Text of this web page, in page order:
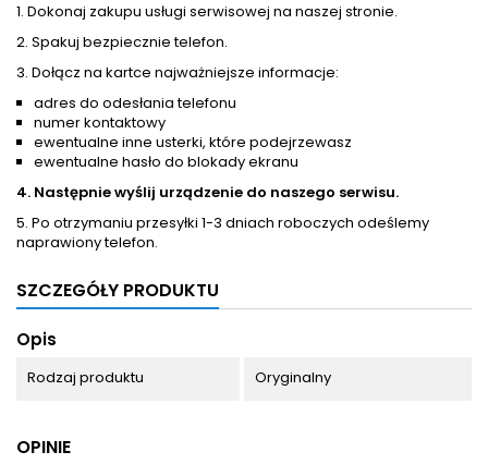
1. Dokonaj zakupu usługi serwisowej na naszej stronie.
2. Spakuj bezpiecznie telefon.
3. Dołącz na kartce najważniejsze informacje:
adres do odesłania telefonu
numer kontaktowy
ewentualne inne usterki, które podejrzewasz
ewentualne hasło do blokady ekranu
4. Następnie wyślij urządzenie do naszego serwisu.
5. Po otrzymaniu przesyłki 1-3 dniach roboczych odeślemy
naprawiony telefon.
SZCZEGÓŁY PRODUKTU
Opis
Rodzaj produktu Oryginalny
OPINIE